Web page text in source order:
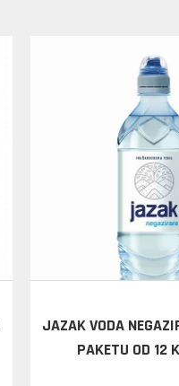
JAZAK VODA
PAKETU OD 12